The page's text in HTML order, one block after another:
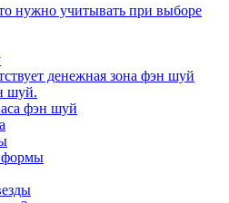
нужно учитывать при выборе
денежная зона фэн шуй
шуй.
фэн шуй